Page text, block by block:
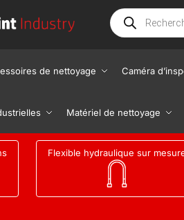
de nettoyage Caméra
Matériel de nettoyage
Flexible hydraulique sur